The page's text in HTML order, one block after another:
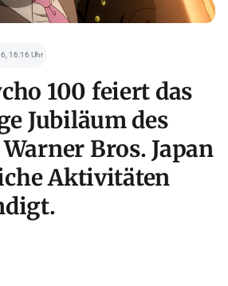
16:16 Uhr
100 feiert das
Jubiläum des
Bros. Japan
Aktivitäten